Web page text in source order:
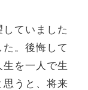
ていました
。後悔して
を一人で生
思うと、将来